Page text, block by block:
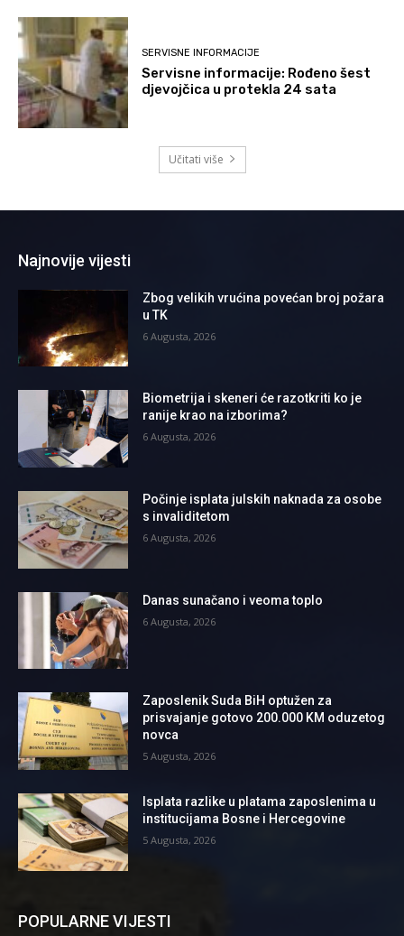
SERVISNE INFORMACIJE
Servisne informacije: Rođeno šest
djevojčica u protekla 24 sata
Učitati više
Najnovije vijesti
Zbog velikih vrućina povećan broj požara
u TK
6 Augusta, 2026
Biometrija i skeneri će razotkriti ko je
ranije krao na izborima?
6 Augusta, 2026
Počinje isplata julskih naknada za osobe
s invaliditetom
6 Augusta, 2026
Danas sunačano i veoma toplo
6 Augusta, 2026
Zaposlenik Suda BiH optužen za
prisvajanje gotovo 200.000 KM oduzetog
novca
5 Augusta, 2026
Isplata razlike u platama zaposlenima u
institucijama Bosne i Hercegovine
5 Augusta, 2026
POPULARNE VIJESTI